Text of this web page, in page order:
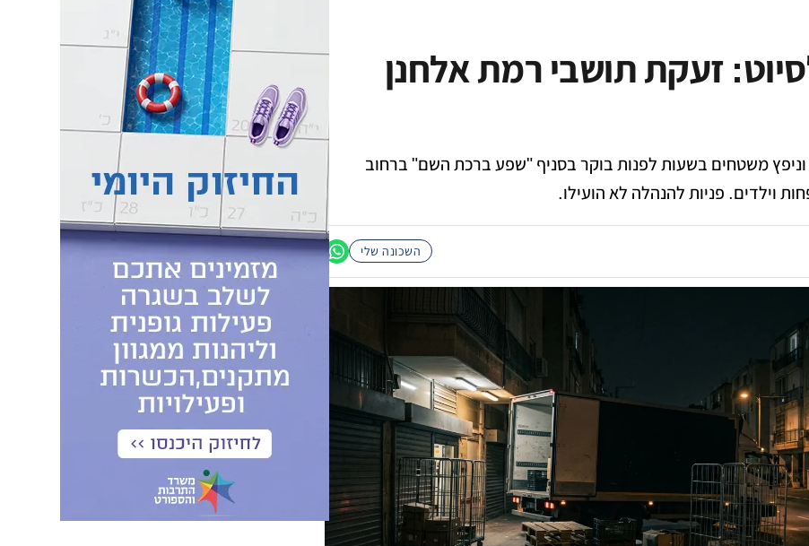
זעקת תושבי רמת אלחנן
משטחים בשעות לפנות בוקר בסניף "שפע ברכת השם" ברחוב
וילדים. פניות להנהלה לא הועילו.
השכונה שלי